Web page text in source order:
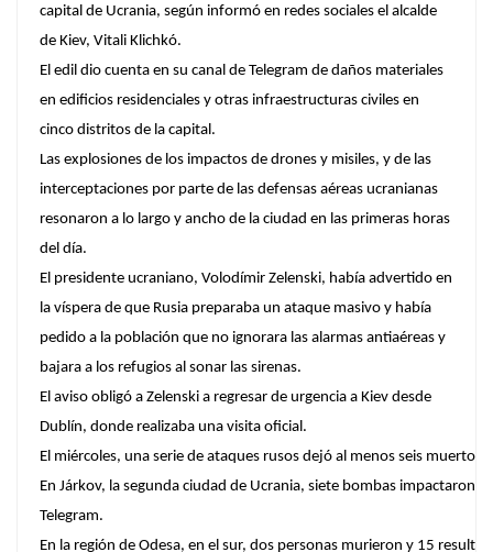
capital de Ucrania, según informó en redes sociales el alcalde
de Kiev, Vitali Klichkó.
El edil dio cuenta en su canal de Telegram de daños materiales
en edificios residenciales y otras infraestructuras civiles en
cinco distritos de la capital.
Las explosiones de los impactos de drones y misiles, y de las
interceptaciones por parte de las defensas aéreas ucranianas
resonaron a lo largo y ancho de la ciudad en las primeras horas
del día.
El presidente ucraniano, Volodímir Zelenski, había advertido en
la víspera de que Rusia preparaba un ataque masivo y había
pedido a la población que no ignorara las alarmas antiaéreas y
bajara a los refugios al sonar las sirenas.
El aviso obligó a Zelenski a regresar de urgencia a Kiev desde
Dublín, donde realizaba una visita oficial.
El miércoles, una serie de ataques rusos dejó al menos seis
En Járkov, la segunda ciudad de Ucrania, siete bombas
Telegram.
En la región de Odesa, en el sur, dos personas murieron y 15